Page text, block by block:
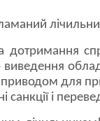
дотримання
виведення
для
санкції і